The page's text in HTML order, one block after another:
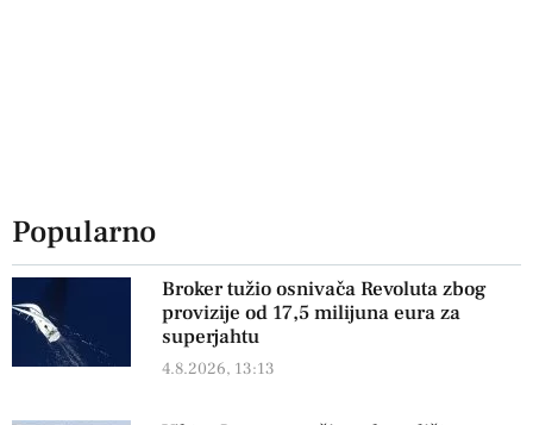
Popularno
Broker tužio osnivača Revoluta zbog
provizije od 17,5 milijuna eura za
superjahtu
4.8.2026, 13:13